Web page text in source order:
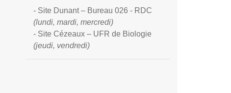
- Site Dunant – Bureau 026 - RDC
(lundi, mardi, mercredi)
- Site Cézeaux – UFR de Biologie
(jeudi, vendredi)